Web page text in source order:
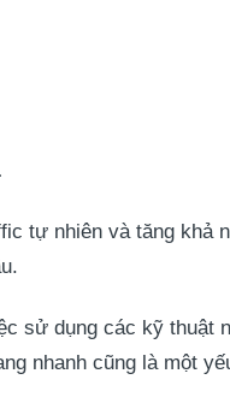
tự nhiên và tăng
sử dụng các kỹ thuật
nhanh cũng là một